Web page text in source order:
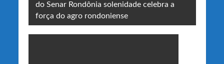
do Senar Rondônia solenidade celebra a
força do agro rondoniense